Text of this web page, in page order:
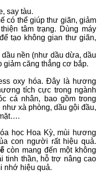
say tàu.
có thể giúp thư giãn, giảm
tâm trạng. Dùng máy
tạo không gian thư giãn,
nền (như dầu dừa, dầu
giảm căng thẳng cơ bắp.
oxy hóa. Đây là hương
tích cực trong ngành
cá nhân, bao gồm trong
xà phòng, dầu gội đầu,
học Hoa Kỳ, mùi hương
con người rất hiệu quả.
còn mang đến một không
tinh thần, hỗ trợ nâng cao
nhớ hiệu quả.